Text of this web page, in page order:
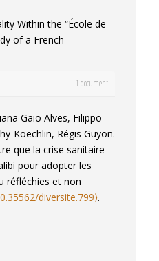
161.
.⟨halshs-
le confinement en
et
124.
. ⟨halshs-
Delès, Filippo
d’action des
Within the “École de
of a French
Reflecting on Critical
6. ⟨10.1007/978-3-
03942887⟩
et nouvelles
de l’école.
objets, Presses
pp.133, 2015,
1 document
Gaio Alves, Filippo
Koechlin, Régis Guyon.
que la crise sanitaire
pour adopter les
réfléchies et non
diversite.799⟩.